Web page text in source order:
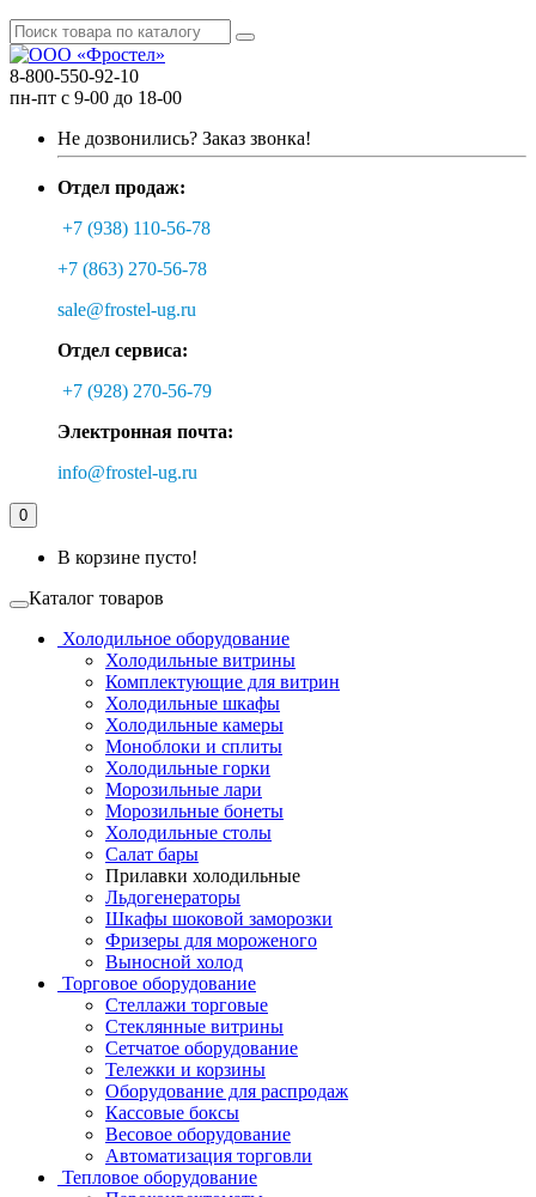
8-800-550-92-10
пн-пт с 9-00 до 18-00
Не дозвонились? Заказ звонка!
Отдел продаж:
+7 (938) 110-56-78
+7 (863) 270-56-78
sale@frostel-ug.ru
Отдел сервиса:
+7 (928) 270-56-79
Электронная почта:
info@frostel-ug.ru
0
В корзине пусто!
Каталог товаров
Холодильное оборудование
Холодильные витрины
Комплектующие для витрин
Холодильные шкафы
Холодильные камеры
Моноблоки и сплиты
Холодильные горки
Морозильные лари
Морозильные бонеты
Холодильные столы
Салат бары
Прилавки холодильные
Льдогенераторы
Шкафы шоковой заморозки
Фризеры для мороженого
Выносной холод
Торговое оборудование
Стеллажи торговые
Стеклянные витрины
Сетчатое оборудование
Тележки и корзины
Оборудование для распродаж
Кассовые боксы
Весовое оборудование
Автоматизация торговли
Тепловое оборудование